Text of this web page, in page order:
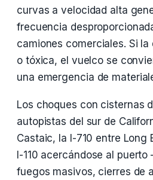
curvas a velocidad alta
frecuencia
camiones comerciales. Si
o tóxica, el vuelco se
una emergencia de
Los choques con cisternas
autopistas del sur de
Castaic, la I-710 entre Long
I-110 acercándose al
fuegos masivos, cierres de